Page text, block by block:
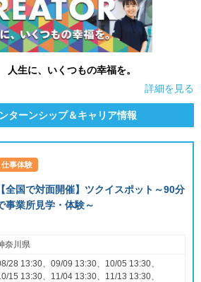
生に、いくつもの幸福を。
詳細を見る
ターンシップ＆キャリア情報
仕事体験
【全国で対面開催】ツクイスポット～90分
事業所見学・体験～
奈川県
28 13:30、09/09 13:30、10/05 13:30、
15 13:30、11/04 13:30、11/13 13:30、